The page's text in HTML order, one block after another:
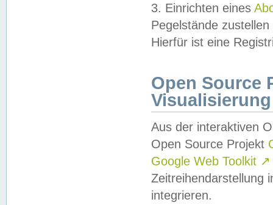
3. Einrichten eines
Pegelstände
Hierfür ist eine
Open Source
Visualisierung
Aus der interaktiven
Open Source Projekt
Google Web Toolkit ↗
Zeitreihendarstellung
integrieren.